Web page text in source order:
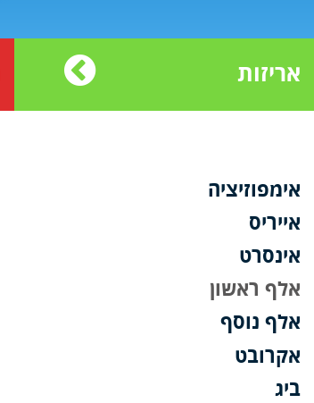
אריזות
אימפוזיציה
אייריס
אינסרט
אלף ראשון
אלף נוסף
אקרובט
ביג